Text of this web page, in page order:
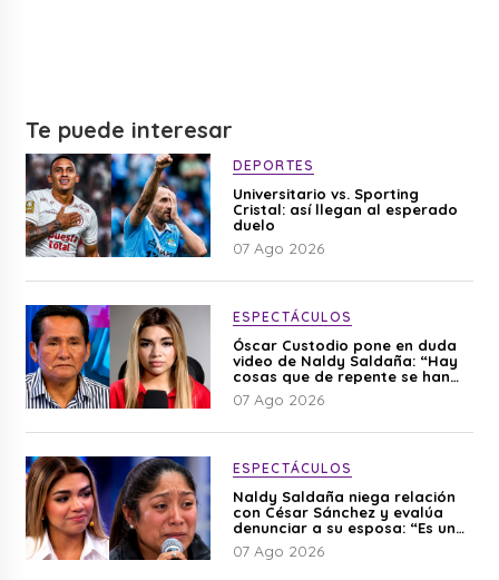
Te puede interesar
DEPORTES
Universitario vs. Sporting
Cristal: así llegan al esperado
duelo
07 Ago 2026
ESPECTÁCULOS
Óscar Custodio pone en duda
video de Naldy Saldaña: “Hay
cosas que de repente se han
editado”
07 Ago 2026
ESPECTÁCULOS
Naldy Saldaña niega relación
con César Sánchez y evalúa
denunciar a su esposa: “Es una
difamación”
07 Ago 2026